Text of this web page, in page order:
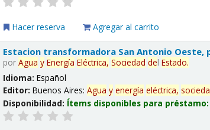
Hacer reserva Agregar al carrito
Estacion transformadora San Antonio Oeste,
porAgua y Energía Eléctrica, Sociedad delEstado.
Idioma:Español
Editor:Buenos Aires:Agua y energía eléctrica,
Disponibilidad: Ítems disponibles para